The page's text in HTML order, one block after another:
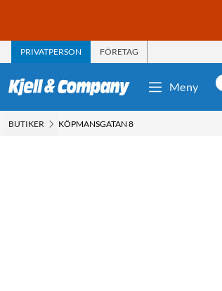
PRIVATPERSON FÖRETAG
Meny
BUTIKER KÖPMANSGATAN 8